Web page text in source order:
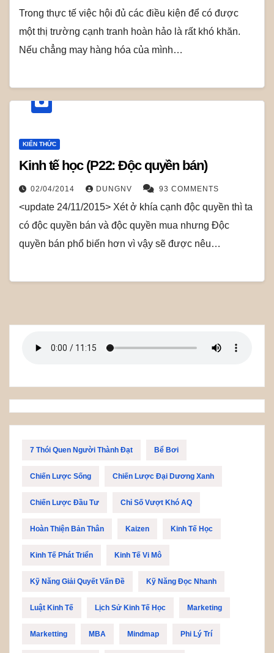
Trong thực tế việc hội đủ các điều kiện để có được
một thị trường cạnh tranh hoàn hảo là rất khó khăn.
Nếu chẳng may hàng hóa của mình…
KIẾN THỨC
Kinh tế học (P22: Độc quyền bán)
02/04/2014 DUNGNV 93 COMMENTS
<update 24/11/2015> Xét ở khía cạnh độc quyền thì ta
có độc quyền bán và độc quyền mua nhưng Độc
quyền bán phổ biến hơn vì vậy sẽ được nêu…
7 Thói Quen Người Thành Đạt Bể Bơi
Chiến Lược Sống Chiến Lược Đại Dương Xanh
Chiến Lược Đầu Tư Chỉ Số Vượt Khó AQ
Hoàn Thiện Bản Thân Kaizen Kinh Tế Học
Kinh Tế Phát Triển Kinh Tế Vi Mô
Kỹ Năng Giải Quyết Vấn Đề Kỹ Năng Đọc Nhanh
Luật Kinh Tế Lịch Sử Kinh Tế Học Marketing
Marketting MBA Mindmap Phi Lý Trí